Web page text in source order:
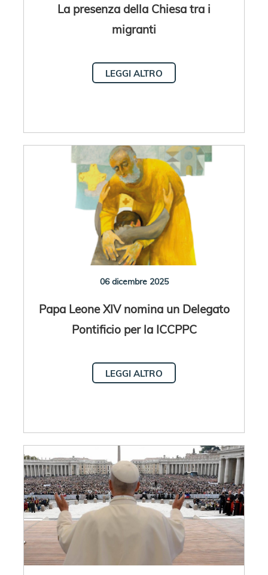
La presenza della Chiesa tra i
migranti
LEGGI ALTRO
06 dicembre 2025
Papa Leone XIV nomina un Delegato
Pontificio per la ICCPPC
LEGGI ALTRO